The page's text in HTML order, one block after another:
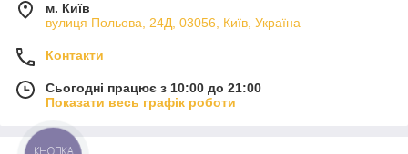
м. Київ
вулиця Польова, 24Д, 03056, Київ, Україна
Контакти
Сьогодні працює з 10:00 до 21:00
Показати весь графік роботи